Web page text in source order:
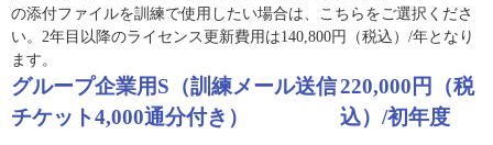
の添付ファイルを訓練で使用したい場合は、こちらをご選択くださ
い。2年目以降のライセンス更新費用は140,800円（税込）/年となり
ます。
グループ企業用S（訓練メール送信
チケット4,000通分付き）
220,000円（税
込）/初年度